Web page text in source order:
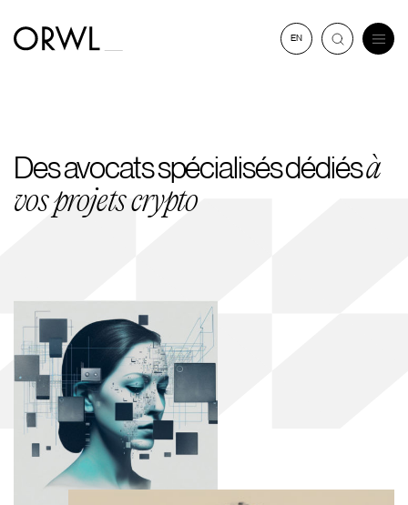
EN
Des avocats spécialisés dédiésà
vos projets crypto